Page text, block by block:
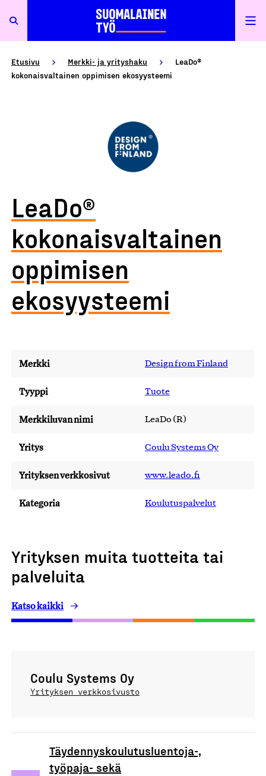
Etusivu Merkki- ja yrityshaku
LeaDo®
kokonaisvaltainen oppimisen ekosyysteemi
LeaDo®
kokonaisvaltainen
oppimisen
ekosyysteemi
Merkki Design from Finland
Tyyppi Tuote
Merkkiluvan nimi LeaDo (R)
Yritys Coulu Systems Oy
Yrityksen verkkosivut www.leado.fi
Kategoria Koulutuspalvelut
Yrityksen muita tuotteita tai
palveluita
Katso kaikki
Coulu Systems Oy
Yrityksen verkkosivusto
Täydennyskoulutusluentoja-,
työpaja- sekä